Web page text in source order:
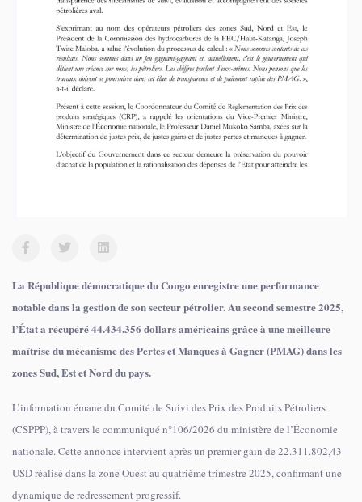
La République démocratique du Congo enregistre une performance
notable dans la gestion de son secteur pétrolier. Au second semestre 2025,
l’État a récupéré 44.434.356 dollars américains grâce à une meilleure
maîtrise du mécanisme des Pertes et Manques à Gagner (PMAG) dans les
zones Sud, Est et Nord du pays.
L’information émane du Comité de Suivi des Prix des Produits Pétroliers
(CSPPP), à travers le communiqué n°106/2026 du ministère de l’Économie
nationale. Cette annonce intervient après un premier gain de 22.311.802,43
USD réalisé dans la zone Ouest au quatrième trimestre 2025, confirmant une
dynamique de redressement progressif.